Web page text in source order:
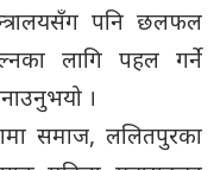
पनि छलफल
लागि पहल गर्ने
।
समाज, ललितपुरका